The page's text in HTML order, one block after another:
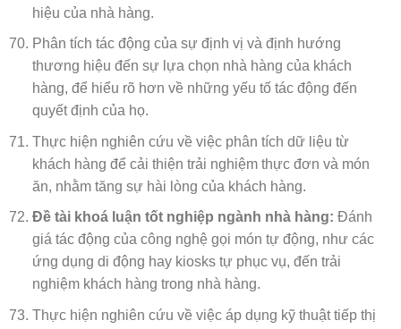
hiệu của nhà hàng.
Phân tích tác động của sự định vị và định hướng
thương hiệu đến sự lựa chọn nhà hàng của khách
hàng, để hiểu rõ hơn về những yếu tố tác động đến
quyết định của họ.
Thực hiện nghiên cứu về việc phân tích dữ liệu từ
khách hàng để cải thiện trải nghiệm thực đơn và món
ăn, nhằm tăng sự hài lòng của khách hàng.
Đề tài khoá luận tốt nghiệp ngành nhà hàng: Đánh
giá tác động của công nghệ gọi món tự động, như các
ứng dụng di động hay kiosks tự phục vụ, đến trải
nghiệm khách hàng trong nhà hàng.
Thực hiện nghiên cứu về việc áp dụng kỹ thuật tiếp thị